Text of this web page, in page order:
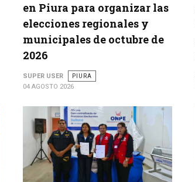
en Piura para organizar las
elecciones regionales y
municipales de octubre de
2026
SUPER USER
PIURA
04 AGOSTO 2026